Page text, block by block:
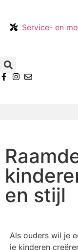
Service- en
en stijl
Als ouders wil je
je kinderen